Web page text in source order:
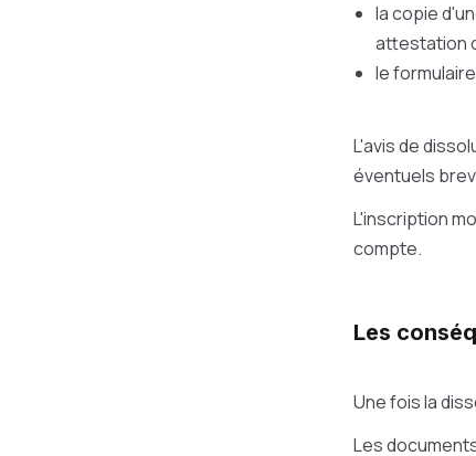
la copie
attestation
le
L'avis de
éventuels
L'inscription
compte.
Les
Une fois la
Les